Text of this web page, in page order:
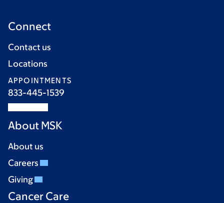
Connect
Contact us
Locations
APPOINTMENTS
833-445-1539
About MSK
About us
Careers
Giving
Cancer Care